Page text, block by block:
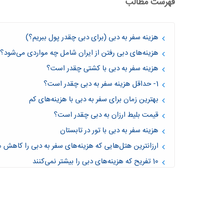
هزینه سفر به دبی (برای دبی چقدر پول ببریم؟)
هزینه‌های دبی رفتن از ایران شامل چه مواردی می‌شود؟
هزینه سفر به دبی با کشتی چقدر است؟
1- حداقل هزینه سفر به دبی چقدر است؟
بهترین زمان برای سفر به دبی با هزینه‌های کم
قیمت بلیط ارزان به دبی چقدر است؟
هزینه سفر به دبی با تور در تابستان‌
ارزانترین هتل‌هایی که هزینه‌های سفر به دبی را
10 تفریح که هزینه‌های دبی را بیشتر نمی‌کنند